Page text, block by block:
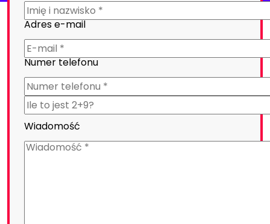
Adres e-mail
Numer telefonu
Wiadomość